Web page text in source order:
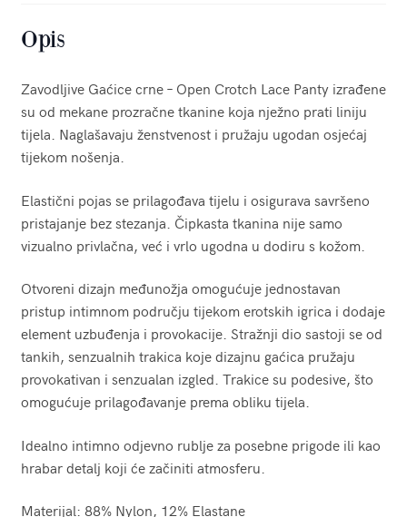
Opis
Zavodljive Gaćice crne – Open Crotch Lace Panty izrađene
su od mekane prozračne tkanine koja nježno prati liniju
tijela. Naglašavaju ženstvenost i pružaju ugodan osjećaj
tijekom nošenja.
Elastični pojas se prilagođava tijelu i osigurava savršeno
pristajanje bez stezanja. Čipkasta tkanina nije samo
vizualno privlačna, već i vrlo ugodna u dodiru s kožom.
Otvoreni dizajn međunožja omogućuje jednostavan
pristup intimnom području tijekom erotskih igrica i dodaje
element uzbuđenja i provokacije. Stražnji dio sastoji se od
tankih, senzualnih trakica koje dizajnu gaćica pružaju
provokativan i senzualan izgled. Trakice su podesive, što
omogućuje prilagođavanje prema obliku tijela.
Idealno intimno odjevno rublje za posebne prigode ili kao
hrabar detalj koji će začiniti atmosferu.
Materijal: 88% Nylon, 12% Elastane